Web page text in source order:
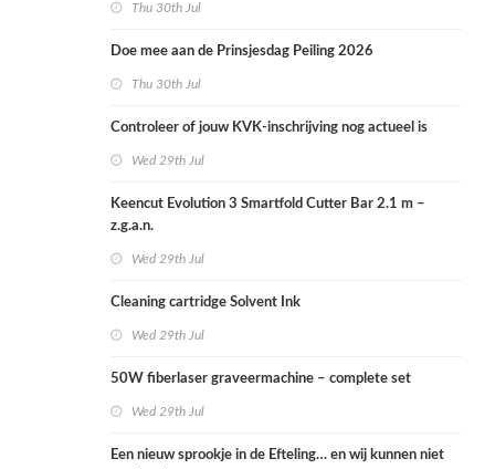
Thu 30th Jul
Doe mee aan de Prinsjesdag Peiling 2026
Thu 30th Jul
Controleer of jouw KVK-inschrijving nog actueel is
Wed 29th Jul
Keencut Evolution 3 Smartfold Cutter Bar 2.1 m –
z.g.a.n.
Wed 29th Jul
Cleaning cartridge Solvent Ink
Wed 29th Jul
50W fiberlaser graveermachine – complete set
Wed 29th Jul
Een nieuw sprookje in de Efteling… en wij kunnen niet